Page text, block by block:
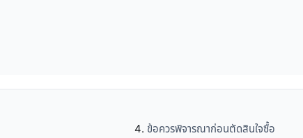
ข้อควรพิจารณาก่อนตัดสินใจซื้อ